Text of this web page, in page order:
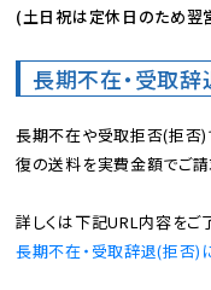
(土日祝は定休日のため翌
長期不在・受取
長期不在や受取拒否(拒否
復の送料を実費金額でご請
長期不在・受取辞退(拒否)